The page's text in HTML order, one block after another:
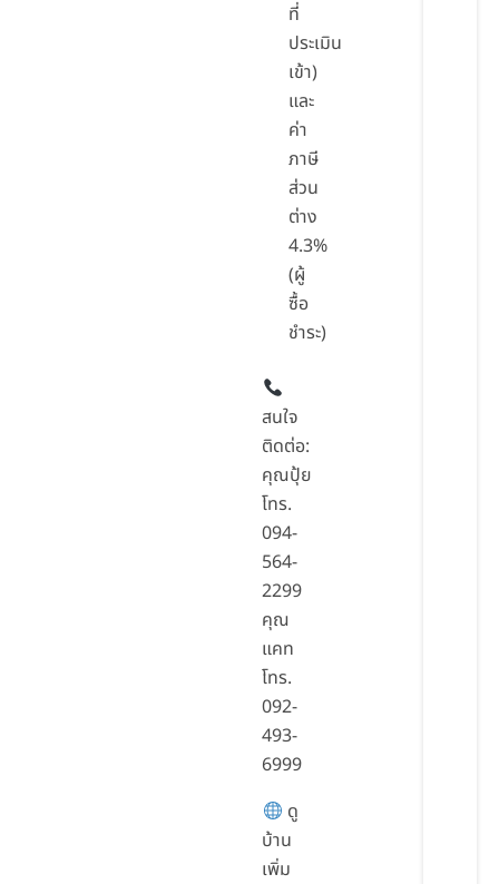
ที่
ประเมิน
เข้า)
และ
ค่า
ภาษี
ส่วน
ต่าง
4.3%
(ผู้
ซื้อ
ชำระ)
สนใจ
ติดต่อ:
คุณปุ้ย
โทร.
094-
564-
2299
คุณ
แคท
โทร.
092-
493-
6999
ดู
บ้าน
เพิ่ม